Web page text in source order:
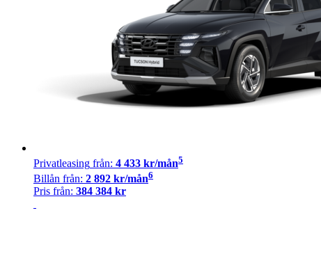
Privatleasing från: 4 433 kr/mån5
Billån från: 2 892 kr/mån6
Pris från: 384 384 kr